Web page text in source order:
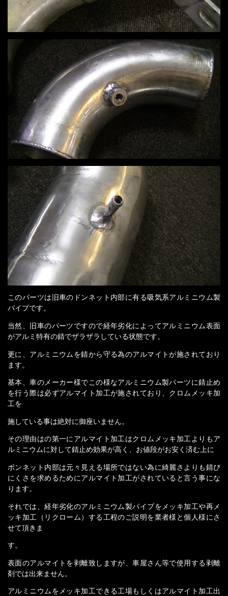
このパーツは旧車のドンネット内部に有る吸気系アルミニウム製
パイプです。
当然、旧車のパーツですので経年劣化によってアルミニウム表面
がアルミ特有の錆でザラザラしている状態です。
更に、アルミニウムを錆から守る為のアルマイトが施されており
ます。
基本、車のメーカー様でこの様なアルミニウム製パーツに錆止め
を行う際は必ずアルマイト加工が施されており、クロムメッキ加
工を
施している事は絶対に御座いません。
その理由はの第一にアルマイト加工はクロムメッキ加工よりもア
ルミニウムに対して錆止め効果が高く、お値段がお安く済む上に
ボンネット内部は元々見える場所ではない為に綺麗さよりも錆び
にくさを求めるためにアルマイト加工がされていると言う事にな
ります。
それでは、経年劣化のアルミニウム製パイプをメッキ加工や再メ
ッキ加工（リクローム）する工程のご説明を業者様と個人様にさ
せて頂きま
す。
表面のアルマイトを剥離致しますが、車屋さん等で使用する剥離
剤では出来ません。
アルミニウムをメッキ加工できる工場もしくはアルマイト加工出